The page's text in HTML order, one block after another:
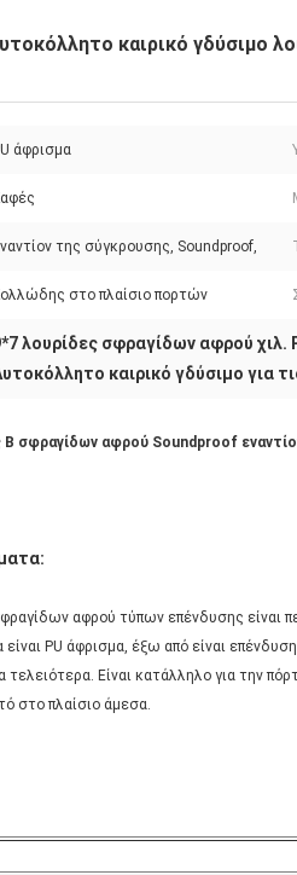
καιρικό γδύσιμο
άφρισμα
της σύγκρουσης, Soundproof,
στο πλαίσιο πορτών
λουρίδες σφραγίδων αφρού χιλ.
καιρικό γδύσιμο για
σφραγίδων αφρού Soundproof
αφρού τύπων επένδυσης είναι
PU άφρισμα, έξω από είναι
Είναι κατάλληλο για την
στο πλαίσιο άμεσα.